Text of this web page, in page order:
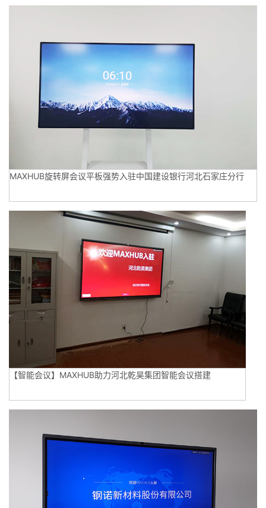
MAXHUB旋转屏会议平板强势入驻中国建设银行河北石家庄分行
【智能会议】MAXHUB助力河北乾昊集团智能会议搭建